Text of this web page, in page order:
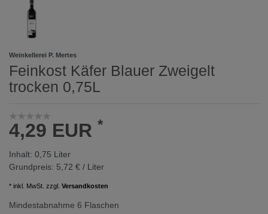
Weinkellerei P. Mertes
Feinkost Käfer Blauer Zweigelt
trocken 0,75L
4,29 EUR *
Inhalt: 0,75 Liter
Grundpreis: 5,72 € / Liter
* inkl. MwSt. zzgl. Versandkosten
Mindestabnahme 6 Flaschen